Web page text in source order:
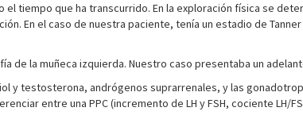
el tiempo que ha transcurrido. En la exploración física se
En el caso de nuestra paciente, tenía un estadio de
de la muñeca izquierda. Nuestro caso presentaba un
y testosterona, andrógenos suprarrenales, y las
entre una PPC (incremento de LH y FSH, cociente LH/